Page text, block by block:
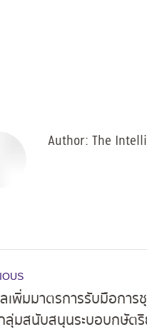
Author: The
ลเพิ่มมาตรการรับมือกา
ลุ่มสนับสนุนระบอบกษัต